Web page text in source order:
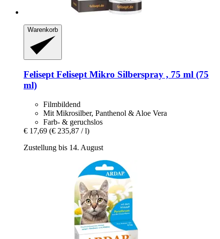
Warenkorb
Felisept Felisept Mikro Silberspray , 75 ml (75
ml)
Filmbildend
Mit Mikrosilber, Panthenol & Aloe Vera
Farb- & geruchslos
€ 17,69 (€ 235,87 / l)
Zustellung bis 14. August